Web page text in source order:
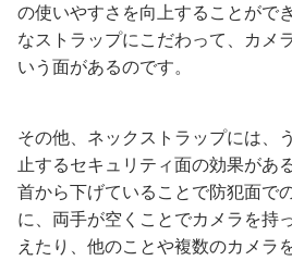
の使いやすさを向上することがで
なストラップにこだわって、カメ
いう面があるのです。
その他、ネックストラップには、
止するセキュリティ面の効果があ
首から下げていることで防犯面で
に、両手が空くことでカメラを持
えたり、他のことや複数のカメラ